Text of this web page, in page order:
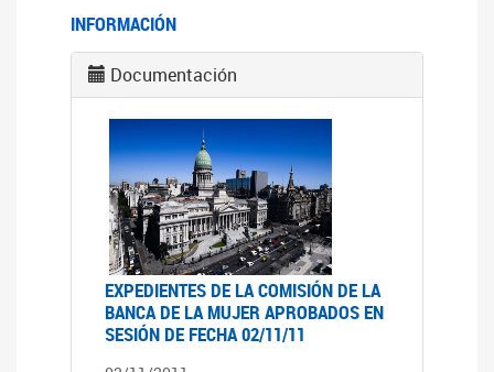
INFORMACIÓN
Documentación
EXPEDIENTES DE LA COMISIÓN DE LA
BANCA DE LA MUJER APROBADOS EN
SESIÓN DE FECHA 02/11/11